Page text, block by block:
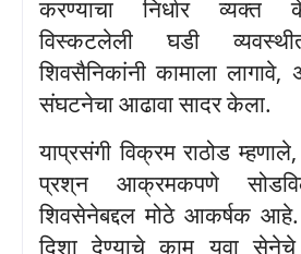
करण्याचा निर्धार व्यक्त
विस्कटलेली घडी
शिवसैनिकांनी कामाला लागावे,
संघटनेचा आढावा सादर केला.
याप्रसंगी विक्रम राठोड म्हणाले
प्रश्न आक्रमकपणे
शिवसेनेबद्दल मोठे आकर्षक आहे
दिशा देण्याचे काम युवा सेनेचे